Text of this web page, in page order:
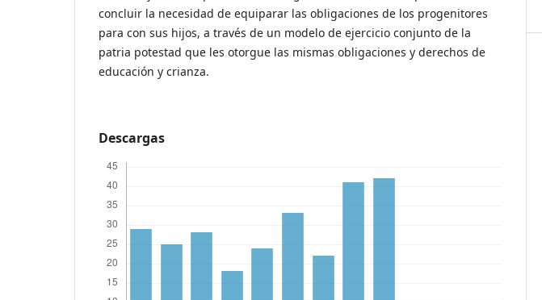
concluir la necesidad de equiparar las obligaciones de los progenitores
para con sus hijos, a través de un modelo de ejercicio conjunto de la
patria potestad que les otorgue las mismas obligaciones y derechos de
educación y crianza.
Descargas